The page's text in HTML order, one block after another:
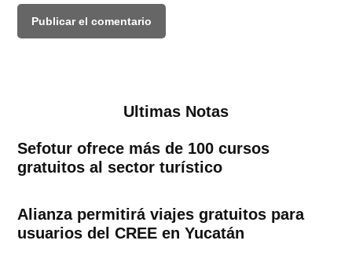
Ultimas Notas
Sefotur ofrece más de 100 cursos
gratuitos al sector turístico
Alianza permitirá viajes gratuitos para
usuarios del CREE en Yucatán